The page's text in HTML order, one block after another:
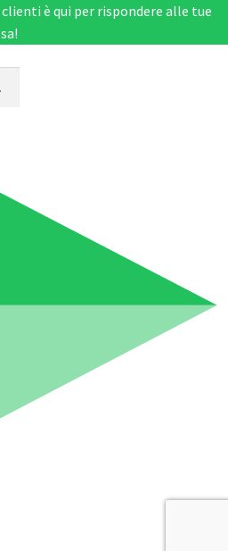
è qui per rispondere alle tue